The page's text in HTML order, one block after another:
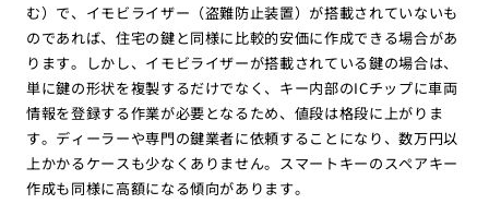
む）で、イモビライザー（盗難防止装置）が搭載されていないも
のであれば、住宅の鍵と同様に比較的安価に作成できる場合があ
ります。しかし、イモビライザーが搭載されている鍵の場合は、
単に鍵の形状を複製するだけでなく、キー内部のICチップに車両
情報を登録する作業が必要となるため、値段は格段に上がりま
す。ディーラーや専門の鍵業者に依頼することになり、数万円以
上かかるケースも少なくありません。スマートキーのスペアキー
作成も同様に高額になる傾向があります。